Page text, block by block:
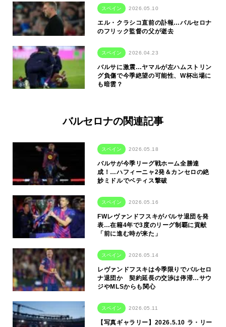
スペイン 2026.05.10
エル・クラシコ直前の訃報…バルセロナ
のフリック監督の父が逝去
スペイン 2026.04.23
バルサに激震…ヤマルが左ハムストリン
グ負傷で今季絶望の可能性、W杯出場に
も暗雲？
バルセロナの関連記事
スペイン 2026.05.18
バルサが今季リーグ戦ホーム全勝達
成！…ハフィーニャ2発＆カンセロの絶
妙ミドルでベティス撃破
スペイン 2026.05.16
FWレヴァンドフスキがバルサ退団を発
表…在籍4年で3度のリーグ制覇に貢献
「前に進む時が来た」
スペイン 2026.05.14
レヴァンドフスキは今季限りでバルセロ
ナ退団か 契約延長の交渉は停滞…サウ
ジやMLSからも関心
スペイン 2026.05.11
【写真ギャラリー】2026.5.10 ラ・リー